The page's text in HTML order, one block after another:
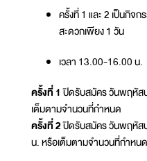
ครั้งที่ 1 และ 2 เป็นกิจ
สะดวกเพียง 1 วัน
เวลา 13.00-16.00 น.
ครั้งที่ 1ปิดรับสมัคร วันพฤหัส
เต็มตามจำนวนที่กำหนด
ครั้งที่ 2ปิดรับสมัคร วันพฤหัส
น. หรือเต็มตามจำนวนที่กำหนด